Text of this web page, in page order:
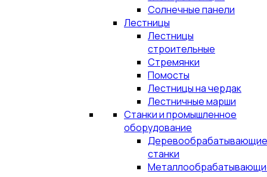
Солнечные панели
Лестницы
Лестницы
строительные
Стремянки
Помосты
Лестницы на чердак
Лестничные марши
Станки и промышленное
оборудование
Деревообрабатывающие
станки